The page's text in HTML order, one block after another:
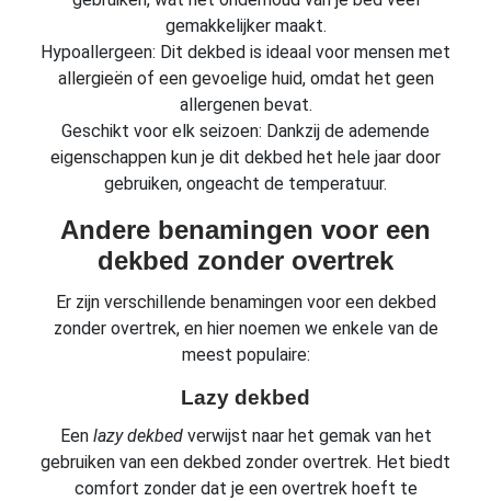
gemakkelijker maakt.
Hypoallergeen: Dit dekbed is ideaal voor mensen met
allergieën of een gevoelige huid, omdat het geen
allergenen bevat.
Geschikt voor elk seizoen: Dankzij de ademende
eigenschappen kun je dit dekbed het hele jaar door
gebruiken, ongeacht de temperatuur.
Andere benamingen voor een
dekbed zonder overtrek
Er zijn verschillende benamingen voor een dekbed
zonder overtrek, en hier noemen we enkele van de
meest populaire:
Lazy dekbed
Een lazy dekbedverwijst naar het gemak van het
gebruiken van een dekbed zonder overtrek. Het biedt
comfort zonder dat je een overtrek hoeft te